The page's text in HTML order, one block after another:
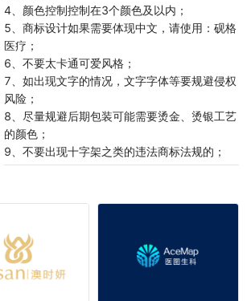
4、颜色控制控制在3个颜色及以内；
5、商标设计如果需要体现中文，请使用：砚格
医疗；
6、不要太卡通可爱风格；
7、如出现文字的情况，文字字体等要规避侵权
风险；
8、尽量规避后期包装可能需要烫金、烫银工艺
的颜色；
9、不要出现十字架之类的违法商标法规的；